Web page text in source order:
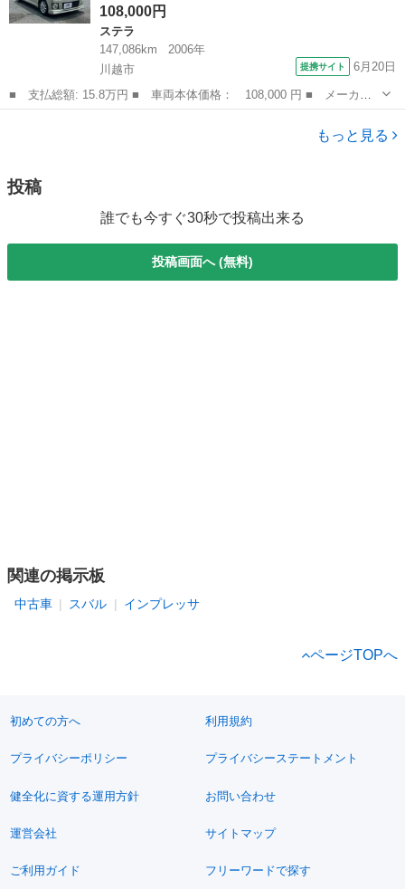
108,000円
ステラ
147,086km
2006年
川越市
提携サイト 6月20日
■ 支払総額: 15.8万円 ■ 車両本体価格： 108,000 円 ■ メーカー
名： スバル ■ 車種名： ステラ ■ グレード名： カスタムＲ
Ｓ スーパーチャージャー 車高調 バックカメラ Ｂｌｕｅｔｏｏ
もっと見る
投稿
誰でも今すぐ30秒で投稿出来る
投稿画面へ (無料)
関連の掲示板
中古車 スバル インプレッサ
ページTOPへ
初めての方へ 利用規約
プライバシーポリシー プライバシーステートメント
健全化に資する運用方針 お問い合わせ
運営会社 サイトマップ
ご利用ガイド フリーワードで探す